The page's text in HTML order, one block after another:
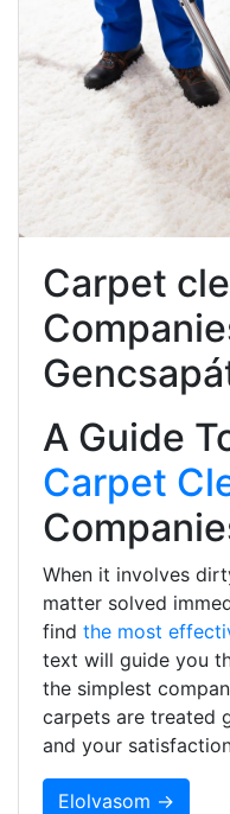
Carpet
A Guide
Carpet
When it involves
matter solved
find the most
text will guide you
the simplest
carpets are treated
and your
Elolvasom →